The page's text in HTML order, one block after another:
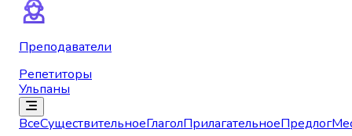
Преподаватели
Репетиторы
Ульпаны
ВсеСуществительноеГлаголПрилагательноеПредлог